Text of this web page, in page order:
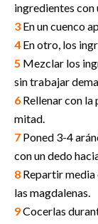
ingredientes con
3 En un cuenco
4 En otro, los
5 Mezclar los
sin trabajar
6 Rellenar con la
mitad.
7 Poned 3-4
con un dedo
8 Repartir media
las magdalenas.
9Cocerlas